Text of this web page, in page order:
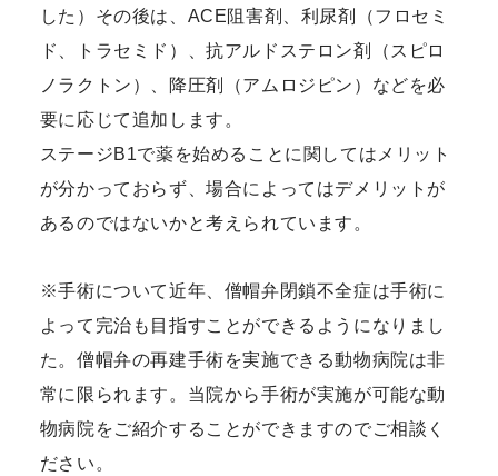
した）その後は、ACE阻害剤、利尿剤（フロセミ
ド、トラセミド）、抗アルドステロン剤（スピロ
ノラクトン）、降圧剤（アムロジピン）などを必
要に応じて追加します。
ステージB1で薬を始めることに関してはメリット
が分かっておらず、場合によってはデメリットが
あるのではないかと考えられています。
※手術について近年、僧帽弁閉鎖不全症は手術に
よって完治も目指すことができるようになりまし
た。僧帽弁の再建手術を実施できる動物病院は非
常に限られます。当院から手術が実施が可能な動
物病院をご紹介することができますのでご相談く
ださい。